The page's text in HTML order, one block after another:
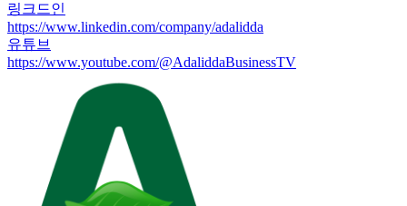
링크드인
https://www.linkedin.com/company/adalidda
유튜브
https://www.youtube.com/@AdaliddaBusinessTV